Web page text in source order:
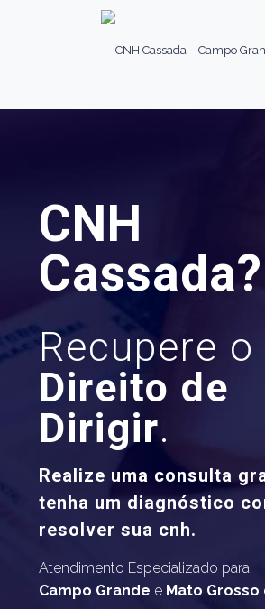
CNH
Cassada?
Recupere o
Direito de
Dirigir.
Realize uma consulta
tenha um diagnóstico
resolver sua cnh.
Atendimento Especializado para
Campo Grande e Mato Grosso